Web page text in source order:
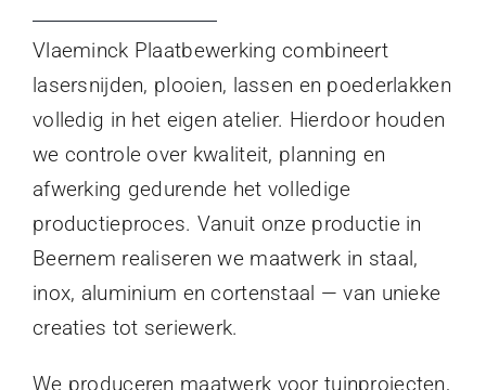
Vlaeminck Plaatbewerking combineert
lasersnijden, plooien, lassen en poederlakken
volledig in het eigen atelier. Hierdoor houden
we controle over kwaliteit, planning en
afwerking gedurende het volledige
productieproces. Vanuit onze productie in
Beernem realiseren we maatwerk in staal,
inox, aluminium en cortenstaal — van unieke
creaties tot seriewerk.
We produceren maatwerk voor tuinprojecten,